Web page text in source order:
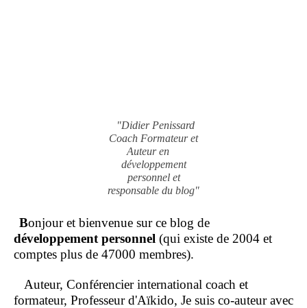
"Didier Penissard
Coach Formateur et
Auteur en
développement
personnel et
responsable du blog"
Bonjour et bienvenue sur ce blog de
développement personnel (qui existe de 2004 et
comptes plus de 47000 membres).
Auteur, Conférencier international coach et
formateur, Professeur d'Aïkido, Je suis co-auteur avec